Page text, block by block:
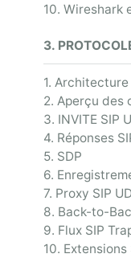
10. Wireshark
3.
1. Architecture
2. Aperçu des
3. INVITE SIP
4. Réponses
5. SDP
6.
7. Proxy SIP
8. Back-to-
9. Flux SIP
10. Extensions